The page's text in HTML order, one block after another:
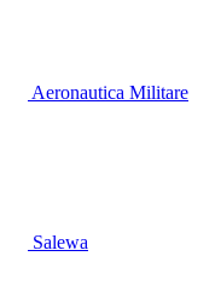
Aeronautica Militare
Salewa